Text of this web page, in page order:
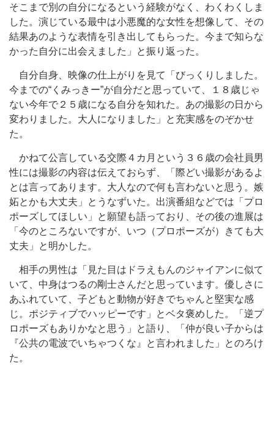
そこまで別の自分になるという経験がなく、わくわくしま
した。演じている最中は小悪魔的な女性を想像して、その
結果あのような表情を引き出してもらった。今まで知らな
かった自分に出会えました」と振り返った。
自分自身、映像の仕上がりを見て「びっくりしました。
今までの“くみっきー”が自分だと思っていて、１８歳じゃ
ない今年で２５歳になる自分を知れた。あの撮影の日から
変わりました。大人になりました」と充実感をのぞかせ
た。
かねて公言している交際４カ月という３６歳の会社員男
性には撮影の内容は伝えておらず、「際どい撮影があるよ
とは言ってあります。大人なので何も言わないと思う。嫉
妬とかも大丈夫」とうなずいた。出演番組などでは「プロ
ポーズしてほしい」と願望も語っており、その後の進展は
「今のところないですが、いつ（プロポーズが）きても大
丈夫」と明かした。
相手の男性は「見た目はドラえもんのジャイアンに似て
いて、中身はつるの剛士さんだと思っています。優しさに
あふれていて、子どもと動物が好きでちゃんと堅実な感
じ。ポジティブでハッピーです」とベタ褒めした。「逆プ
ロポーズもありかなと思う」と語り、「仲が良い子からは
『公共の電波でいちゃつくな』と言われました」とのろけ
た。